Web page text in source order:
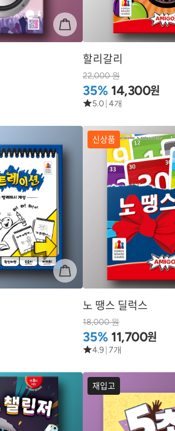
할리갈리
22,000 원
35% 14,300원
5.0 4개
신상품
노 땡스 딜럭스
18,000 원
35% 11,700원
4.9 7개
재입고